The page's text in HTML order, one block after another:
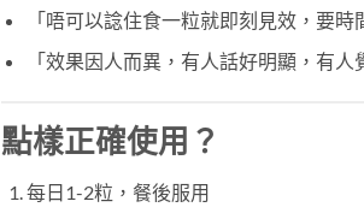
「唔可以諗住食一粒就即刻見效，要時
「效果因人而異，有人話好明顯，有人
點樣正確使用？
每日1-2粒，餐後服用